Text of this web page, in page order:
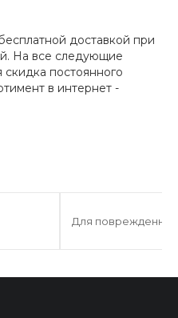
доставкой при
На все следующие
скидка постоянного
в интернет -
Для